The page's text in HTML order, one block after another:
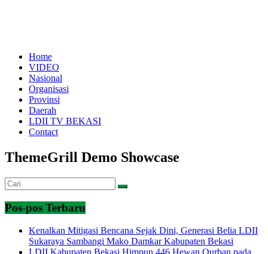
Home
VIDEO
Nasional
Organisasi
Provinsi
Daerah
LDII TV BEKASI
Contact
ThemeGrill Demo Showcase
Pos-pos Terbaru
Kenalkan Mitigasi Bencana Sejak Dini, Generasi Belia LDII
Sukaraya Sambangi Mako Damkar Kabupaten Bekasi